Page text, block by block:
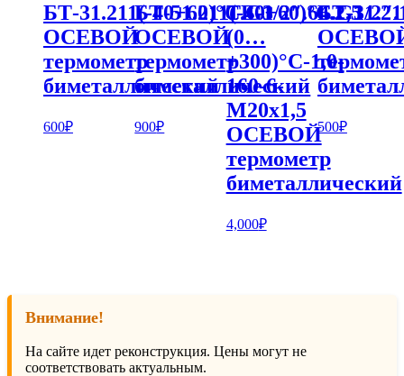
БТ-31.211(-40+60)°С.G1/2″.64.2,5
ОСЕВОЙ
термометр
биметаллический
600₽
БТ-51.211(-40+60)°С.G1/
ОСЕВОЙ
термометр
биметаллический
900₽
ТБ-3
(0…
+300)°С-1,0-
160-6-
М20х1,5
ОСЕВОЙ
термометр
биметаллический
4,000₽
БТ-
500₽
Внимание!
На сайте идет реконструкция. Цены могут не
соответствовать актуальным.